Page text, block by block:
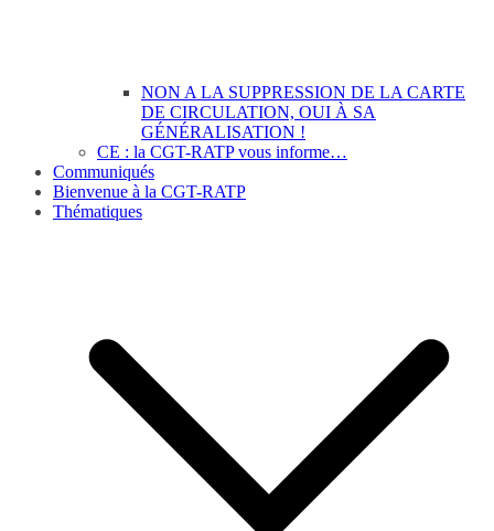
NON A LA SUPPRESSION DE LA CARTE
DE CIRCULATION, OUI À SA
GÉNÉRALISATION !
CE : la CGT-RATP vous informe…
Communiqués
Bienvenue à la CGT-RATP
Thématiques